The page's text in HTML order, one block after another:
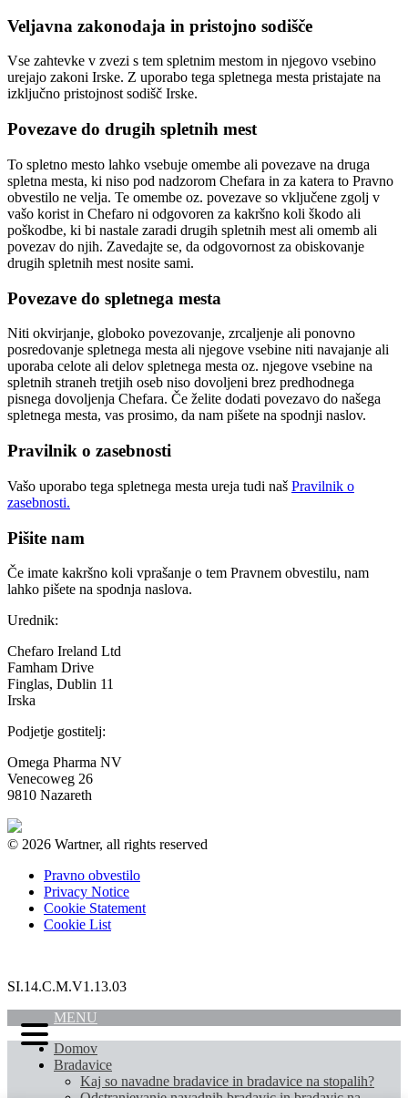
Veljavna zakonodaja in pristojno sodišče
Vse zahtevke v zvezi s tem spletnim mestom in njegovo vsebino
urejajo zakoni Irske. Z uporabo tega spletnega mesta pristajate na
izključno pristojnost sodišč Irske.
Povezave do drugih spletnih mest
To spletno mesto lahko vsebuje omembe ali povezave na druga
spletna mesta, ki niso pod nadzorom Chefara in za katera to Pravno
obvestilo ne velja. Te omembe oz. povezave so vključene zgolj v
vašo korist in Chefaro ni odgovoren za kakršno koli škodo ali
poškodbe, ki bi nastale zaradi drugih spletnih mest ali omemb ali
povezav do njih. Zavedajte se, da odgovornost za obiskovanje
drugih spletnih mest nosite sami.
Povezave do spletnega mesta
Niti okvirjanje, globoko povezovanje, zrcaljenje ali ponovno
posredovanje spletnega mesta ali njegove vsebine niti navajanje ali
uporaba celote ali delov spletnega mesta oz. njegove vsebine na
spletnih straneh tretjih oseb niso dovoljeni brez predhodnega
pisnega dovoljenja Chefara. Če želite dodati povezavo do našega
spletnega mesta, vas prosimo, da nam pišete na spodnji naslov.
Pravilnik o zasebnosti
Vašo uporabo tega spletnega mesta ureja tudi naš Pravilnik o
zasebnosti.
Pišite nam
Če imate kakršno koli vprašanje o tem Pravnem obvestilu, nam
lahko pišete na spodnja naslova.
Urednik:
Chefaro Ireland Ltd
Famham Drive
Finglas, Dublin 11
Irska
Podjetje gostitelj:
Omega Pharma NV
Venecoweg 26
9810 Nazareth
© 2026 Wartner, all rights reserved
Pravno obvestilo
Privacy Notice
Cookie Statement
Cookie List
SI.14.C.M.V1.13.03
MENU
Domov
Bradavice
Kaj so navadne bradavice in bradavice na stopalih?